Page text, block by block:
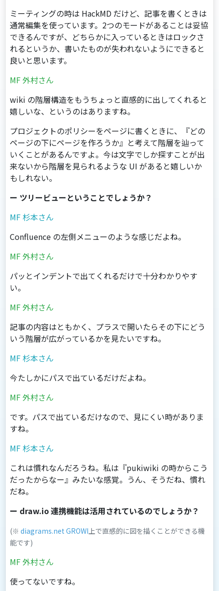
ミーティングの時は HackMD だけど、記事を書くときは
通常編集を使っています。2つのモードがあることは妥協
できるんですが、どちらかに入っているときはロックさ
れるというか、書いたものが失われないようにできると
良いと思います。
MF 外村さん
wiki の階層構造をもうちょっと直感的に出してくれると
嬉しいな、というのはありますね。
プロジェクトのポリシーをページに書くときに、『どの
ページの下にページを作ろうか』と考えて階層を辿って
いくことがあるんですよ。今は文字でしか探すことが出
来ないから階層を見られるような UI があると嬉しいか
もしれない。
ー ツリービューということでしょうか？
MF 杉本さん
Confluence の左側メニューのような感じだよね。
MF 外村さん
パッとインデントで出てくれるだけで十分わかりやす
い。
MF 外村さん
記事の内容はともかく、プラスで開いたらその下にどう
いう階層が広がっているかを見たいですね。
MF 杉本さん
今たしかにパスで出ているだけだよね。
MF 外村さん
です。パスで出ているだけなので、見にくい時がありま
すね。
MF 杉本さん
これは慣れなんだろうね。私は『pukiwiki の時からこう
だったからなー』みたいな感覚。うん、そうだね、慣れ
だね。
ー draw.io 連携機能は活用されているのでしょうか？
(※ diagrams.net GROWI 上で直感的に図を描くことができる機
能です)
MF 外村さん
使ってないですね。